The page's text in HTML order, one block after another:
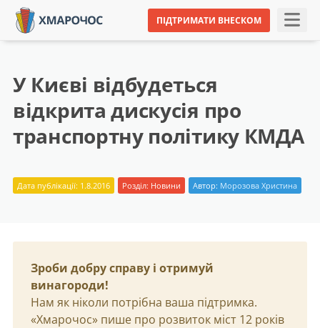
ПІДТРИМАТИ ВНЕСКОМ
У Києві відбудеться
відкрита дискусія про
транспортну політику КМДА
Дата публікації: 1.8.2016 Розділ: Новини Автор: Морозова Христина
Зроби добру справу і отримуй
винагороди!
Нам як ніколи потрібна ваша підтримка.
«Хмарочос» пише про розвиток міст 12 років